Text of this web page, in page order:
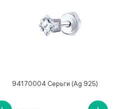
94170004 Серьги (Ag 925)